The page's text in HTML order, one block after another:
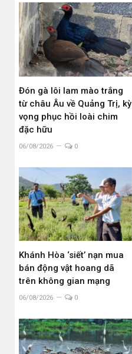
Đón gà lôi lam mào trắng
từ châu Âu về Quảng Trị, kỳ
vọng phục hồi loài chim
đặc hữu
06/08/2026 0
Khánh Hòa ‘siết’ nạn mua
bán động vật hoang dã
trên không gian mạng
06/08/2026 0